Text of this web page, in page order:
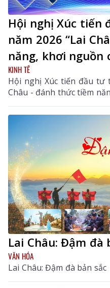
Hội nghị Xúc tiến
năm 2026 “Lai
năng, khơi nguồn
KINH TẾ
Hội nghị Xúc tiến đầu tư
Châu - đánh thức tiềm
Lai Châu: Đậm đà
VĂN HÓA
Lai Châu: Đậm đà bản sắc